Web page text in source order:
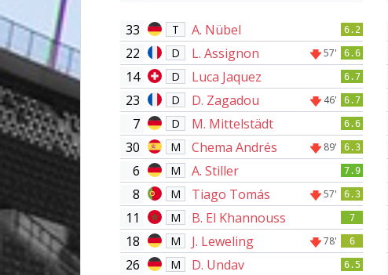
33 T A. Nübel 6.2
22 D L. Assignon 57' 6.6
14 D Luca Jaquez 6.7
23 D D. Zagadou 46' 6.7
7 D M. Mittelstädt 6.6
30 M Chema Andrés 89' 6.3
6 M A. Stiller 7.9
8 M Tiago Tomás 57' 6.3
11 M B. El Khannouss 7
18 M J. Leweling 78' 6
26 M D. Undav 6.5